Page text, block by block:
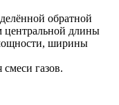
обратной
центральной длины
ширины
газов.